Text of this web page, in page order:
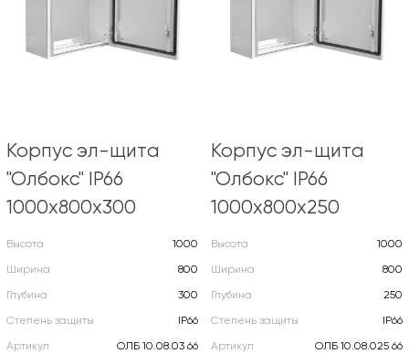
Корпус эл-щита
"Олбокс" IP66
1000х800х300
Высота
1000
Ширина
800
Глубина
300
Степень защиты
IP66
Артикул
ОЛБ 10.08.03 66
Корпус эл-щита
"Олбокс" IP66
1000х800х250
Высота
1000
Ширина
800
Глубина
250
Степень защиты
IP66
Артикул
ОЛБ 10.08.025 66